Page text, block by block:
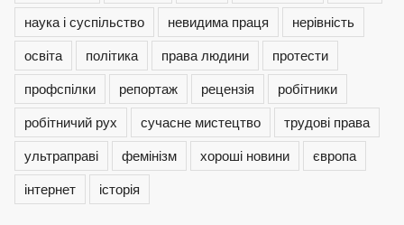
наука і суспільство
невидима праця
нерівність
освіта
політика права людини
протести
профспілки
репортаж рецензія
робітники
робітничий рух
сучасне мистецтво
трудові права
ультраправі
фемінізм хороші новини
європа
інтернет
історія